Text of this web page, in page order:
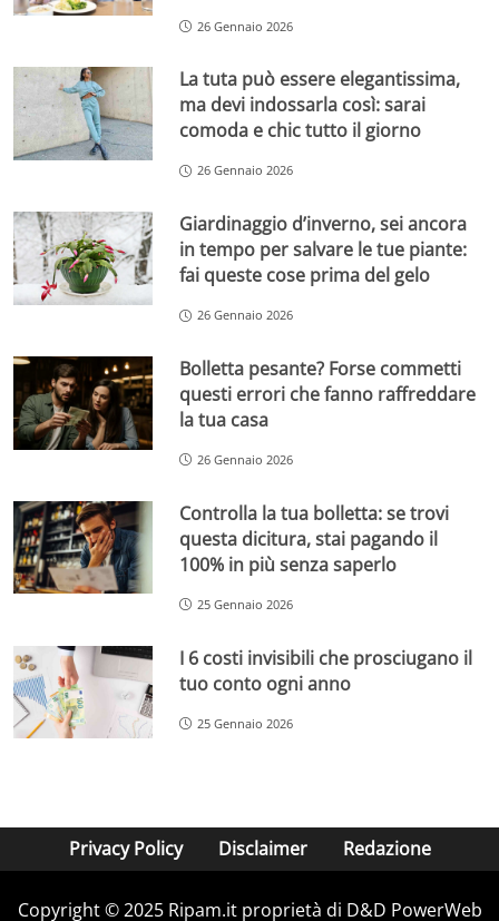
26 Gennaio 2026
La tuta può essere elegantissima,
ma devi indossarla così: sarai
comoda e chic tutto il giorno
26 Gennaio 2026
Giardinaggio d’inverno, sei ancora
in tempo per salvare le tue piante:
fai queste cose prima del gelo
26 Gennaio 2026
Bolletta pesante? Forse commetti
questi errori che fanno raffreddare
la tua casa
26 Gennaio 2026
Controlla la tua bolletta: se trovi
questa dicitura, stai pagando il
100% in più senza saperlo
25 Gennaio 2026
I 6 costi invisibili che prosciugano il
tuo conto ogni anno
25 Gennaio 2026
Privacy Policy Disclaimer Redazione
Copyright © 2025 Ripam.it proprietà di D&D PowerWeb